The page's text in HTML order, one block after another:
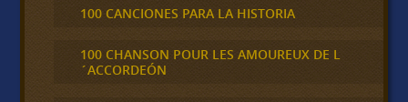
100 CANCIONES PARA LA HISTORIA
100 CHANSON POUR LES AMOUREUX DE L
´ACCORDEÓN